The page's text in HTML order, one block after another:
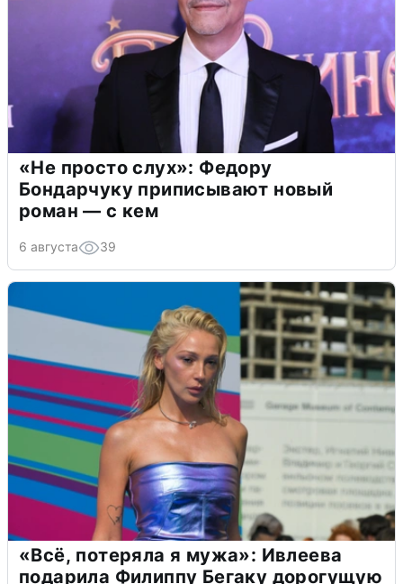
«Не просто слух»: Федору
Бондарчуку приписывают новый
роман — с кем
6 августа 39
«Всё, потеряла я мужа»: Ивлеева
подарила Филиппу Бегаку дорогущую